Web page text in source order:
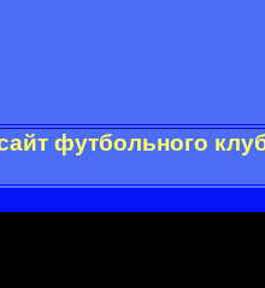
футбольного